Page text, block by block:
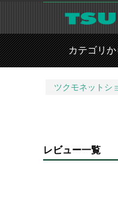
カテゴリ
ツクモネットシ
レビュー一覧